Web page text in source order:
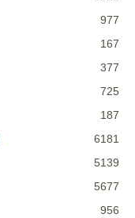
977
167
377
725
187
6181
5139
5677
956